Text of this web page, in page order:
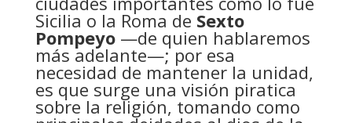
Sicilia o la Roma de Sexto
Pompeyo—de quien hablaremos
más adelante—; por esa
necesidad de mantener la unidad,
es que surge una visión piratica
sobre la religión, tomando como